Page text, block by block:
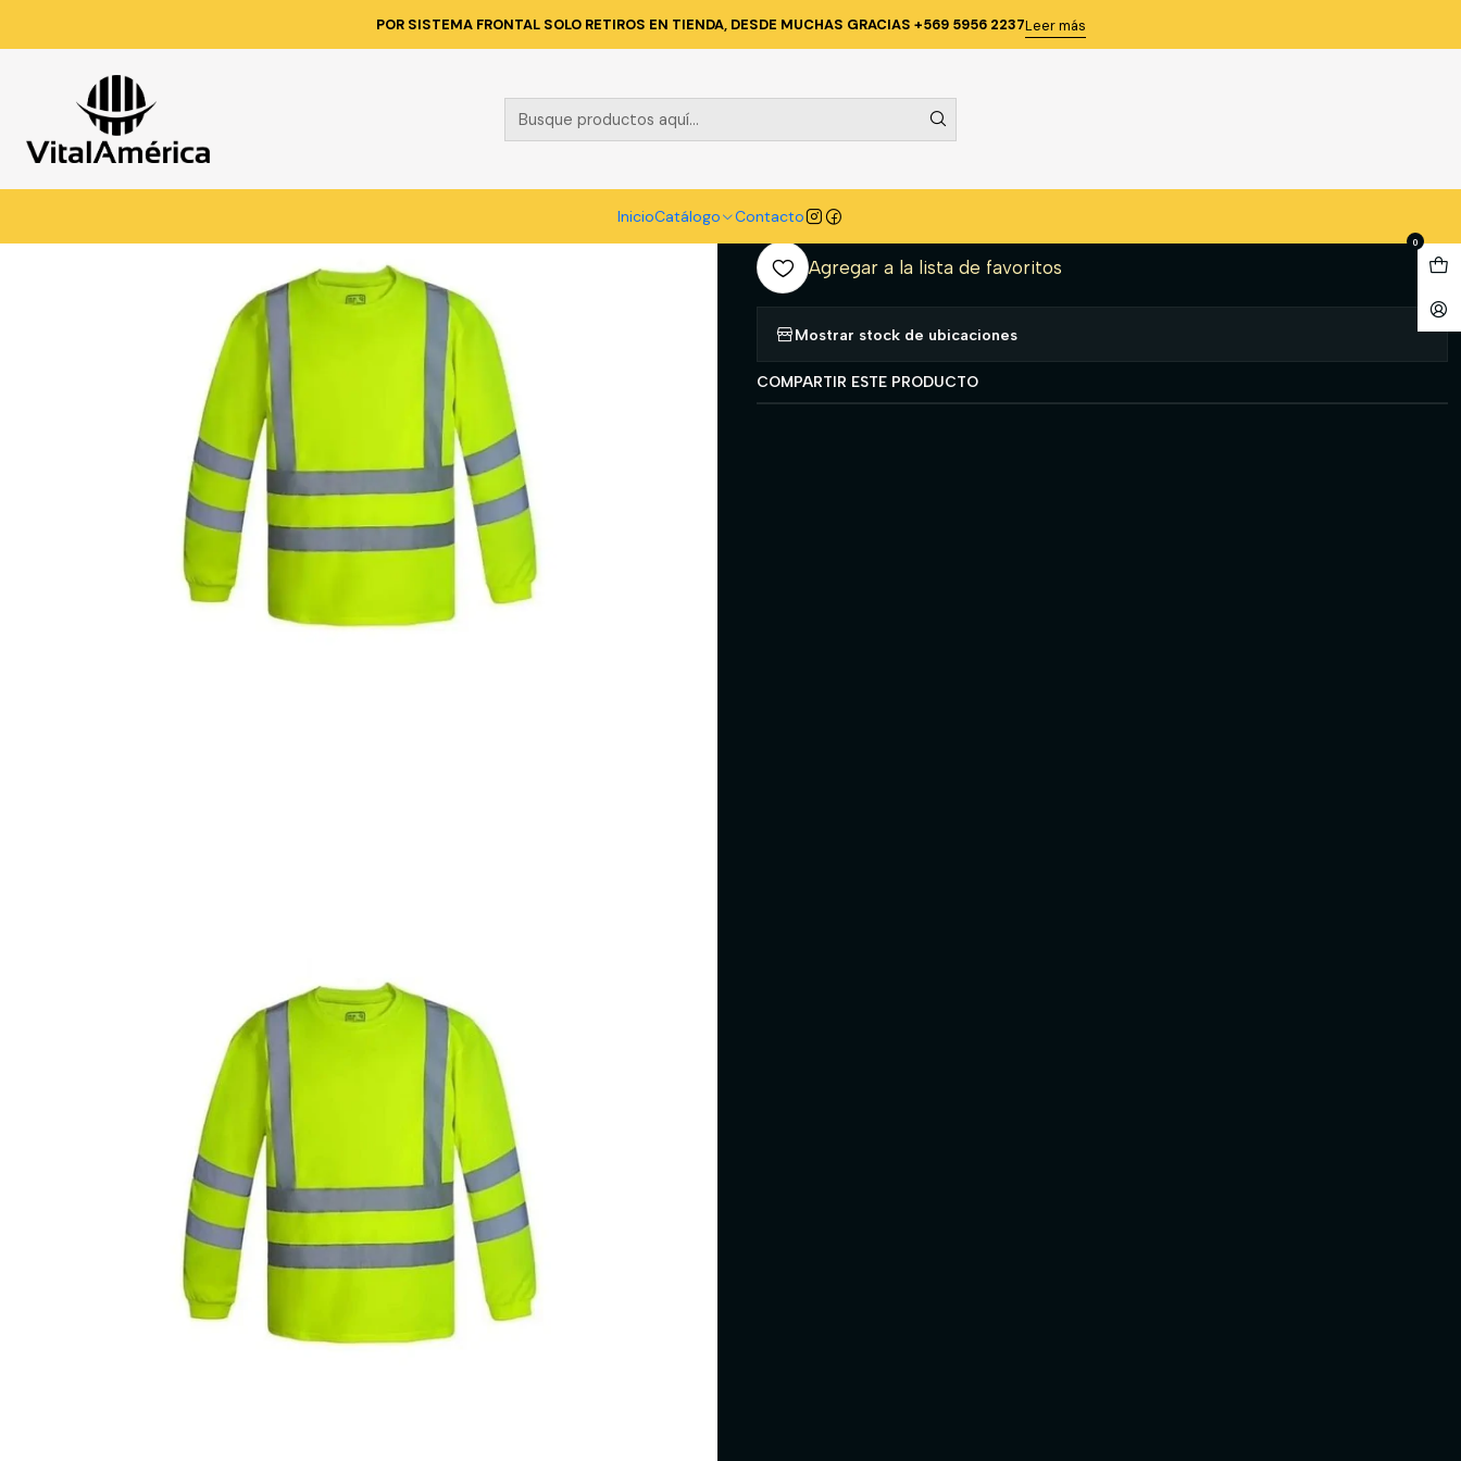
InicioCatálogo Contacto
0
POR SISTEMA FRONTAL SOLO RETIROS EN TIENDA, DESDE MUCHAS GRACIAS +569 5956 2237Leer más
Catálogo VESTIMENTA TECNICA Y CORPORATIVA POLERAS Y CAMISAS POLERA DRY FIT M/L HOMBRE AMARILLO T/3XL
|
POLERA DRY FIT M/L HOMBRE AMARILLO
T/3XL
Cantidad
Agregar a la lista de favoritos
Mostrar stock de ubicaciones
COMPARTIR ESTE PRODUCTO